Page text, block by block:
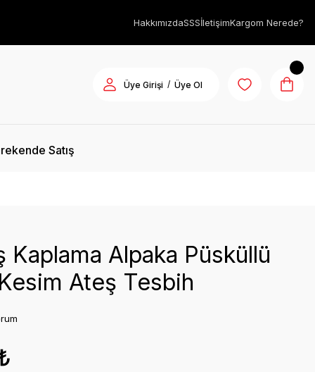
HakkımızdaSSSİletişimKargom Nerede?
Üye Girişi / Üye Ol
Satış
Kaplama Alpaka Püsküllü
Ateş Tesbih